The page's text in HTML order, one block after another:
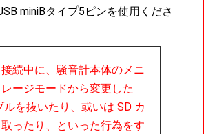
miniBタイプ5ピンを使用くださ
続中に、騒音計本体のメニ
ージモードから変更した
ルを抜いたり、或いは SD カ
ったり、といった行為をす